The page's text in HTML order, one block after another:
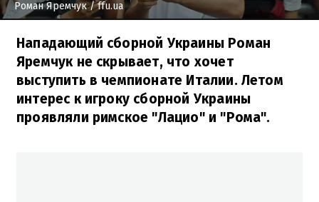
Роман Яремчук/ ffu.ua
Нападающий сборной Украины Роман
Яремчук не скрывает, что хочет
выступить в чемпионате Италии. Летом
интерес к игроку сборной Украины
проявляли римское "Лацио" и "Рома".